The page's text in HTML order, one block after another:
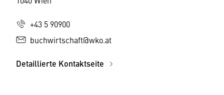
+43 5 90900
buchwirtschaft@wko.at
Detaillierte Kontaktseite